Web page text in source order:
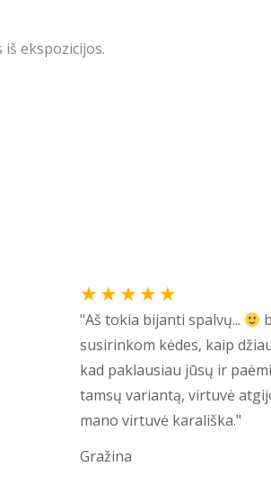
ekspozicijos.
★ ★ ★ ★ ★
5
out
of
5
"Aš tokia bijanti spalvų...
susirinkom kėdes, kaip
kad paklausiau jūsų ir
tamsų variantą, virtuvė
mano virtuvė karališka."
Gražina